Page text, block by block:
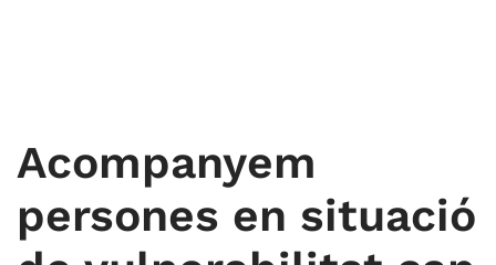
Acompanyem
persones en situació